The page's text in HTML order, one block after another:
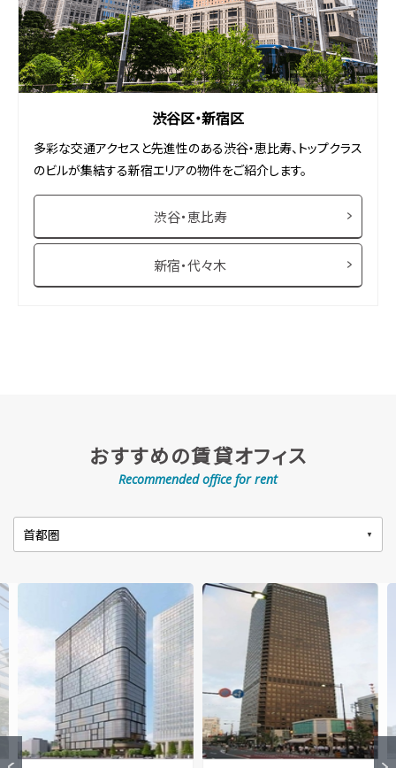
渋谷区・新宿区
多彩な交通アクセスと先進性のある渋谷・恵比寿、トップクラス
のビルが集結する新宿エリアの物件をご紹介します。
渋谷・恵比寿
新宿・代々木
おすすめの賃貸オフィス
Recommended office for rent